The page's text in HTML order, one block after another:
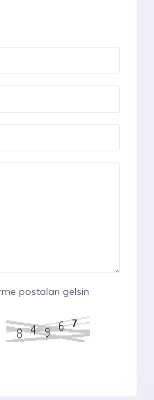
postaları gelsin